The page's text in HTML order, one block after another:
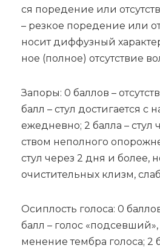
ся по­ре­де­ние или
– рез­кое по­ре­де­ние или
но­сит диф­фуз­ный
ное (пол­ное) от­сут­ствие
За­по­ры: 0 бал­лов –
балл – стул до­сти­га­ет­ся с
еже­днев­но; 2 бал­ла – стул
ством не­пол­но­го
стул че­рез 2 дня и бо­лее,
очи­сти­тель­ных клизм,
Осип­лость го­ло­са: 0
балл – го­лос
ме­не­ние тем­бра го­ло­са; 2